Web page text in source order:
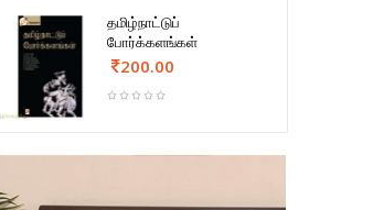
தமிழ்நாட்டுப்
போர்க்களங்கள்
200.00